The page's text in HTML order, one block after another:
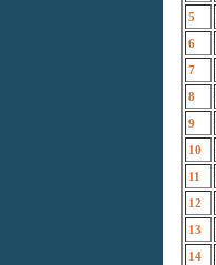
5
6
7
8
9
10
11
12
13
14